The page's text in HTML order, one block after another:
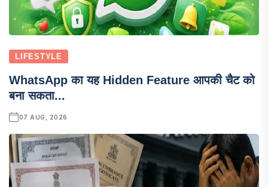
LIFESTYLE
WhatsApp का यह Hidden Feature आपकी चैट को
बना सकता...
07 AUG, 2026